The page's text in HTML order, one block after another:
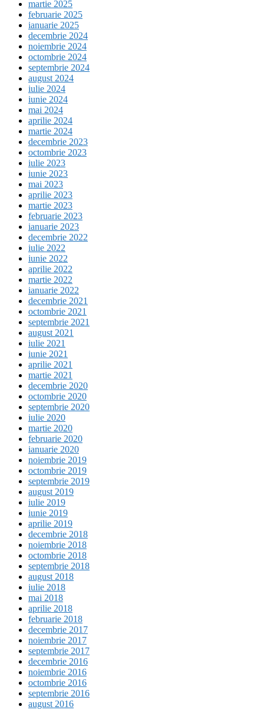
martie 2025
februarie 2025
ianuarie 2025
decembrie 2024
noiembrie 2024
octombrie 2024
septembrie 2024
august 2024
iulie 2024
iunie 2024
mai 2024
aprilie 2024
martie 2024
decembrie 2023
octombrie 2023
iulie 2023
iunie 2023
mai 2023
aprilie 2023
martie 2023
februarie 2023
ianuarie 2023
decembrie 2022
iulie 2022
iunie 2022
aprilie 2022
martie 2022
ianuarie 2022
decembrie 2021
octombrie 2021
septembrie 2021
august 2021
iulie 2021
iunie 2021
aprilie 2021
martie 2021
decembrie 2020
octombrie 2020
septembrie 2020
iulie 2020
martie 2020
februarie 2020
ianuarie 2020
noiembrie 2019
octombrie 2019
septembrie 2019
august 2019
iulie 2019
iunie 2019
aprilie 2019
decembrie 2018
noiembrie 2018
octombrie 2018
septembrie 2018
august 2018
iulie 2018
mai 2018
aprilie 2018
februarie 2018
decembrie 2017
noiembrie 2017
septembrie 2017
decembrie 2016
noiembrie 2016
octombrie 2016
septembrie 2016
august 2016